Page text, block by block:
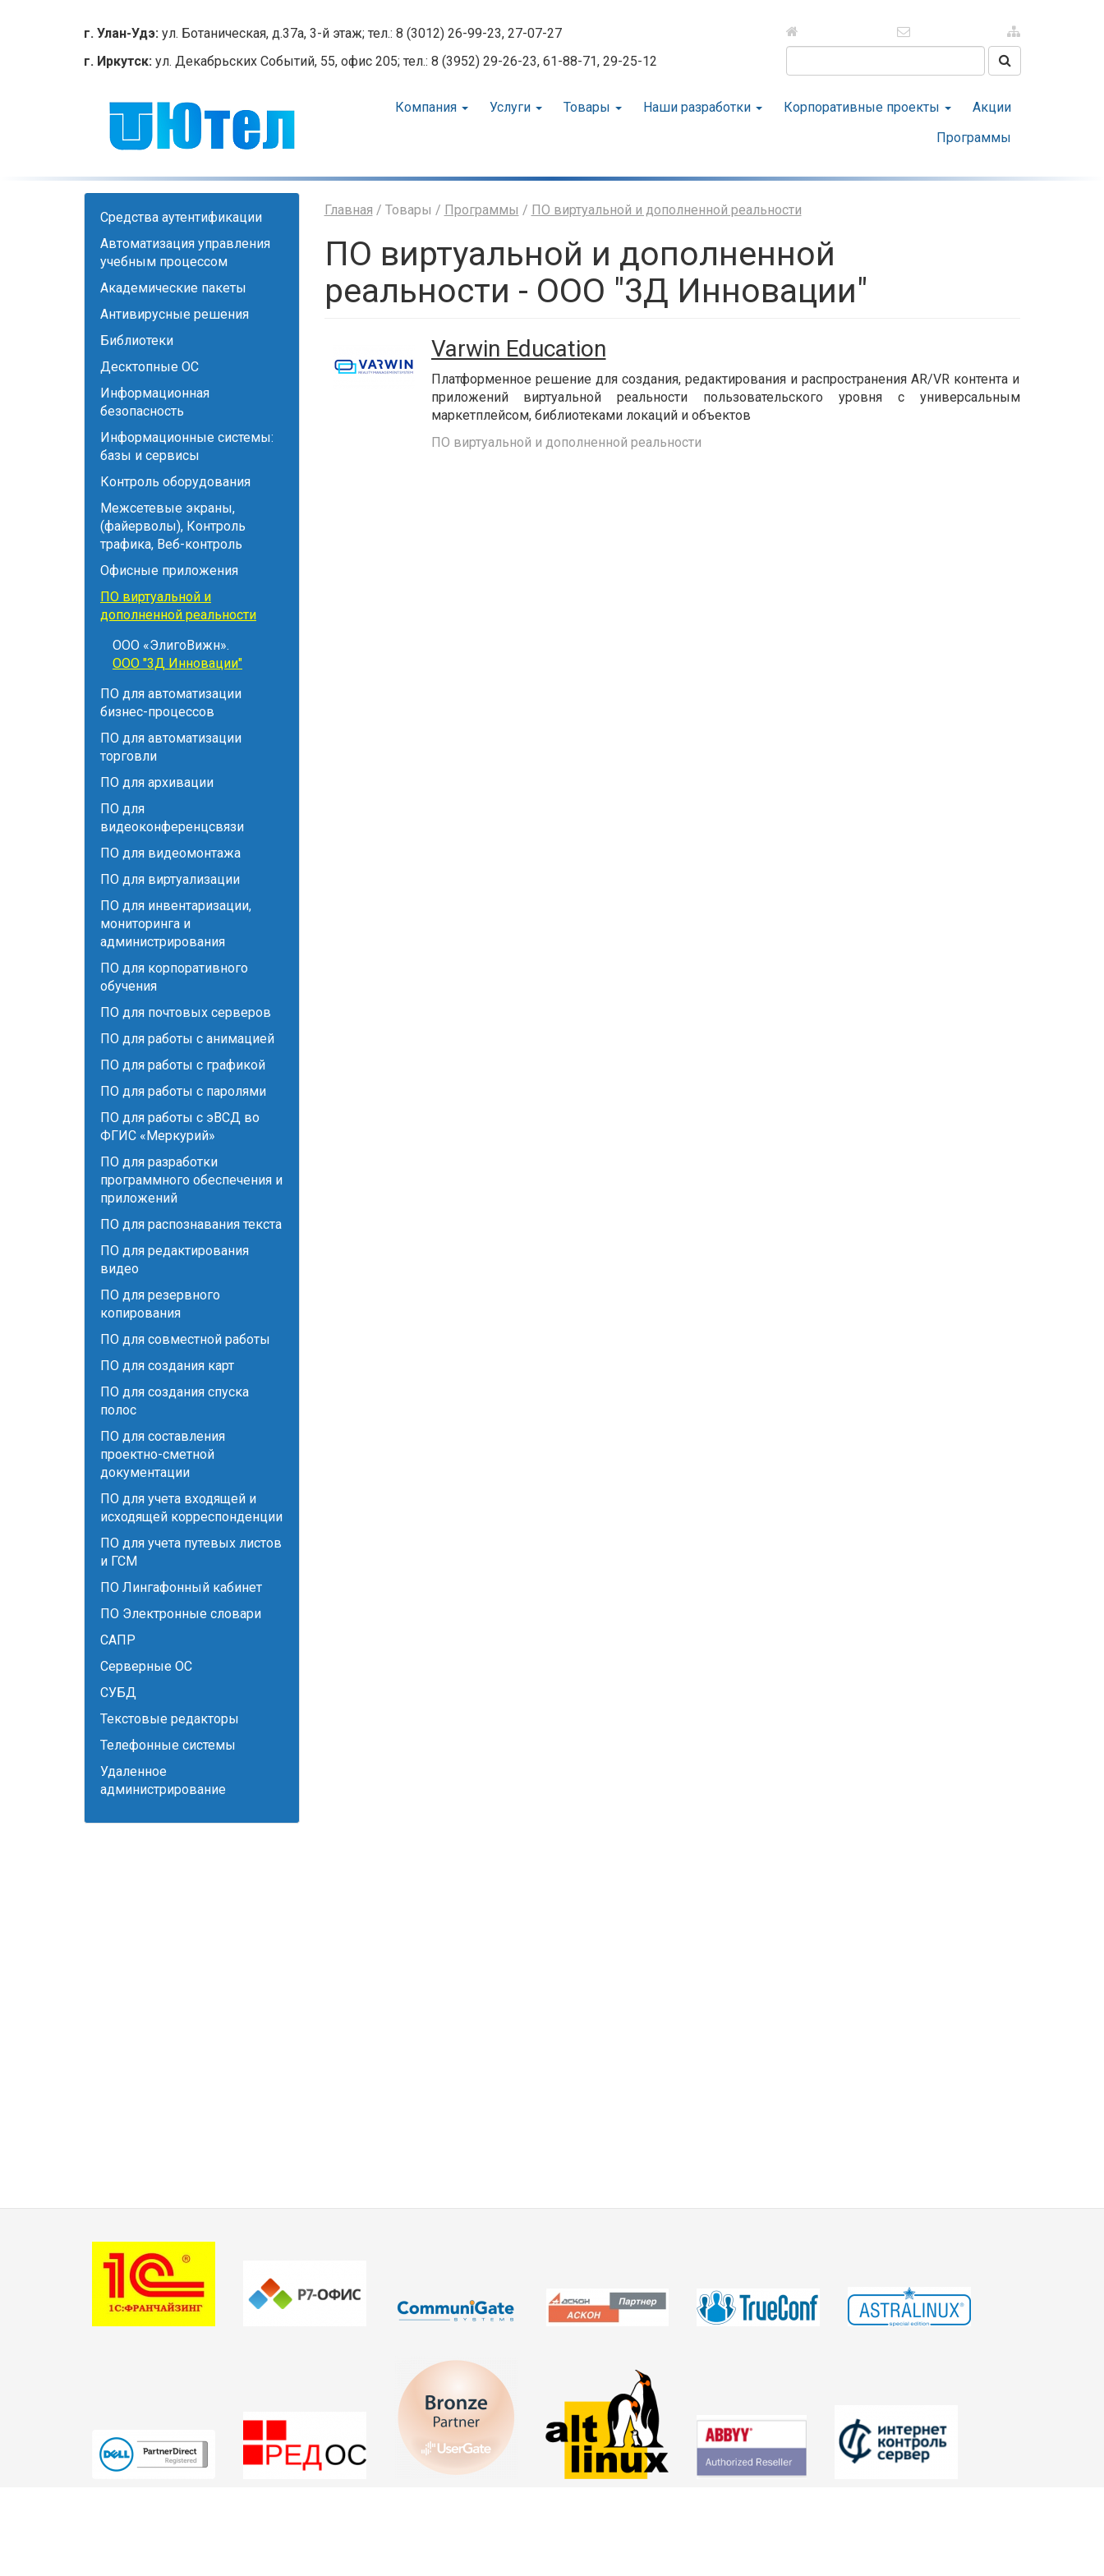
г. Улан-Удэ: ул. Ботаническая, д.37а, 3-й этаж; тел.: 8 (3012) 26-99-23, 27-07-27
г. Иркутск: ул. Декабрьских Событий, 55, офис 205; тел.: 8 (3952) 29-26-23, 61-88-71, 29-25-12
Поиск на сайте
Компания Услуги Товары Наши разработки Корпоративные проекты
Акции
Программы
Cредства аутентификации
Автоматизация управления
учебным процессом
Академические пакеты
Антивирусные решения
Библиотеки
Десктопные ОС
Информационная
безопасность
Информационные системы:
базы и сервисы
Контроль оборудования
Межсетевые экраны,
(файерволы), Контроль
трафика, Веб-контроль
Офисные приложения
ПО виртуальной и
дополненной реальности
ООО «ЭлигоВижн».
ООО "3Д Инновации"
ПО для автоматизации
бизнес-процессов
ПО для автоматизации
торговли
ПО для архивации
ПО для
видеоконференцсвязи
ПО для видеомонтажа
ПО для виртуализации
ПО для инвентаризации,
мониторинга и
администрирования
ПО для корпоративного
обучения
ПО для почтовых серверов
ПО для работы с анимацией
ПО для работы с графикой
ПО для работы с паролями
ПО для работы с эВСД во
ФГИС «Меркурий»
ПО для разработки
программного обеспечения и
приложений
ПО для распознавания текста
ПО для редактирования
видео
ПО для резервного
копирования
ПО для совместной работы
ПО для создания карт
ПО для создания спуска
полос
ПО для составления
проектно-сметной
документации
ПО для учета входящей и
исходящей корреспонденции
ПО для учета путевых листов
и ГСМ
ПО Лингафонный кабинет
ПО Электронные словари
САПР
Серверные ОС
СУБД
Текстовые редакторы
Телефонные системы
Удаленное
администрирование
Главная / Товары / Программы / ПО виртуальной и дополненной реальности
ПО виртуальной и дополненной
реальности - ООО "3Д Инновации"
Varwin Education
Платформенное решение для создания, редактирования и распространения AR/VR контента и
приложений виртуальной реальности пользовательского уровня с универсальным
маркетплейсом, библиотеками локаций и объектов
ПО виртуальной и дополненной реальности